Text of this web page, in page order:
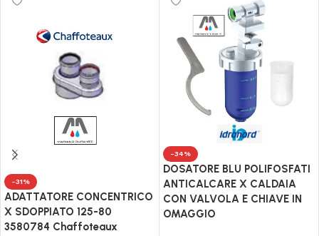
-31%
ADATTATORE CONCENTRICO
X SDOPPIATO 125-80
3580784 Chaffoteaux
-34%
DOSATORE BLU POLIFOSFATI
ANTICALCARE X CALDAIA
CON VALVOLA E CHIAVE IN
OMAGGIO